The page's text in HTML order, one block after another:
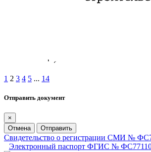
1 2 3 4 5 ... 14
Отправить документ
×
Отмена
Отправить
Свидетельство о регистрации СМИ №
Электронный паспорт ФГИС №